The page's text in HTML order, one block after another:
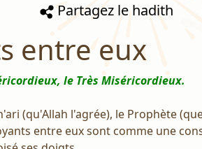
Partagez le hadith
entre eux
le Très Miséricordieux.
(qu'Allah l'agrée), le Prophète
entre eux sont comme une